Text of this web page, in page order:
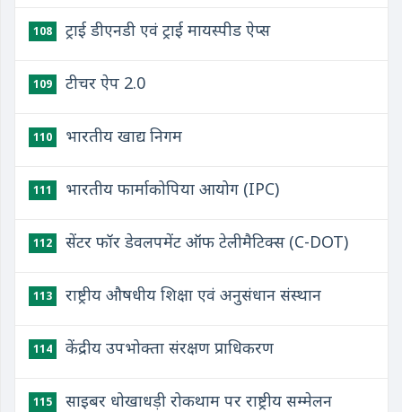
108 ट्राई डीएनडी एवं ट्राई मायस्पीड ऐप्स
109 टीचर ऐप 2.0
110 भारतीय खाद्य निगम
111 भारतीय फार्माकोपिया आयोग (IPC)
112 सेंटर फॉर डेवलपमेंट ऑफ टेलीमैटिक्स (C-DOT)
113 राष्ट्रीय औषधीय शिक्षा एवं अनुसंधान संस्थान
114 केंद्रीय उपभोक्ता संरक्षण प्राधिकरण
115 साइबर धोखाधड़ी रोकथाम पर राष्ट्रीय सम्मेलन